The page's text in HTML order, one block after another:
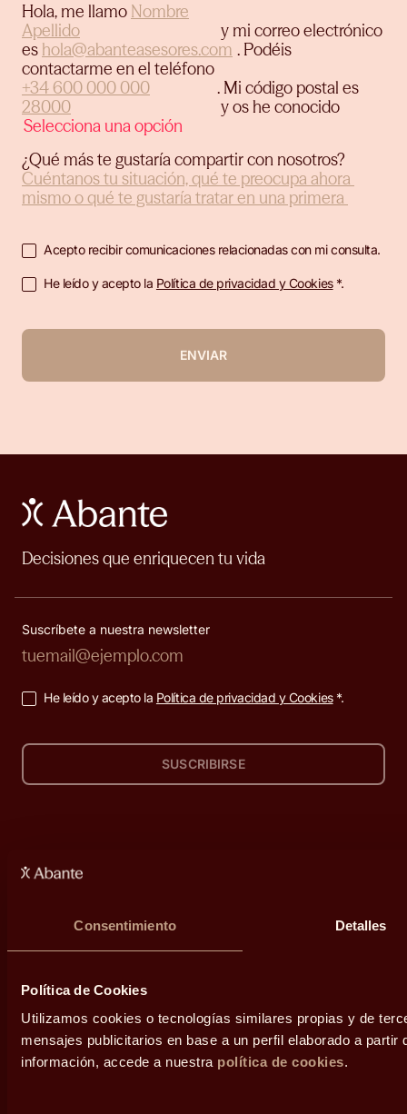
Consentimiento Detalles
Política de Cookies
Utilizamos cookies o tecnologías similares propias y de
mensajes publicitarios en base a un perfil elaborado a
información, accede a nuestra política de cookies.
Hola, me llamo
y mi correo electrónico
es
. Podéis
contactarme en el teléfono
. Mi código postal es
y os he conocido
¿Qué más te gustaría compartir con nosotros?
Acepto recibir comunicaciones relacionadas con mi consulta.
He leído y acepto la Política de privacidad y Cookies*.
ENVIAR
Decisiones que enriquecen tu vida
Suscríbete a nuestra newsletter
He leído y acepto la Política de privacidad y Cookies*.
SUSCRIBIRSE
Empresas
Servicios
Personas
inversión
Planes de
pensiones
Blog
Fundación Abante